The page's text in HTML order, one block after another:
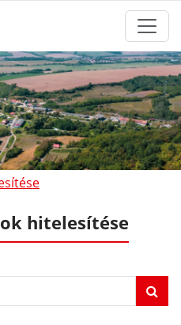
hitelesítése